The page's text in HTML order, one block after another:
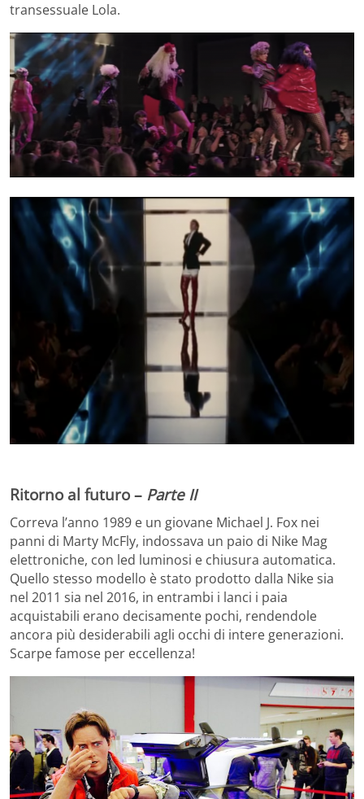
transessuale Lola.
Ritorno al futuro – Parte II
Correva l’anno 1989 e un giovane Michael J. Fox nei
panni di Marty McFly, indossava un paio di Nike Mag
elettroniche, con led luminosi e chiusura automatica.
Quello stesso modello è stato prodotto dalla Nike sia
nel 2011 sia nel 2016, in entrambi i lanci i paia
acquistabili erano decisamente pochi, rendendole
ancora più desiderabili agli occhi di intere generazioni.
Scarpe famose per eccellenza!